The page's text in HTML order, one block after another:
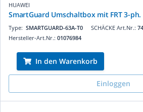
HUAWEI
SmartGuard Umschaltbox mit FRT 3-
SCHÄCKE Art.Nr.:
Type: SMARTGUARD-63A-T0
Hersteller-Art.Nr.: 01076984
In den Warenkorb
Einloggen